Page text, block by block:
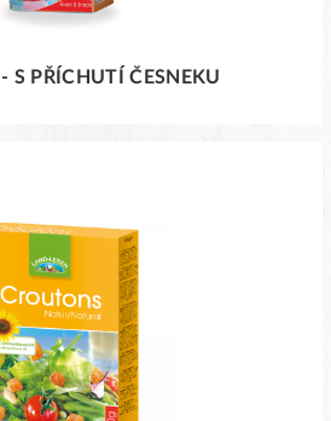
S PŘÍCHUTÍ ČESNEKU